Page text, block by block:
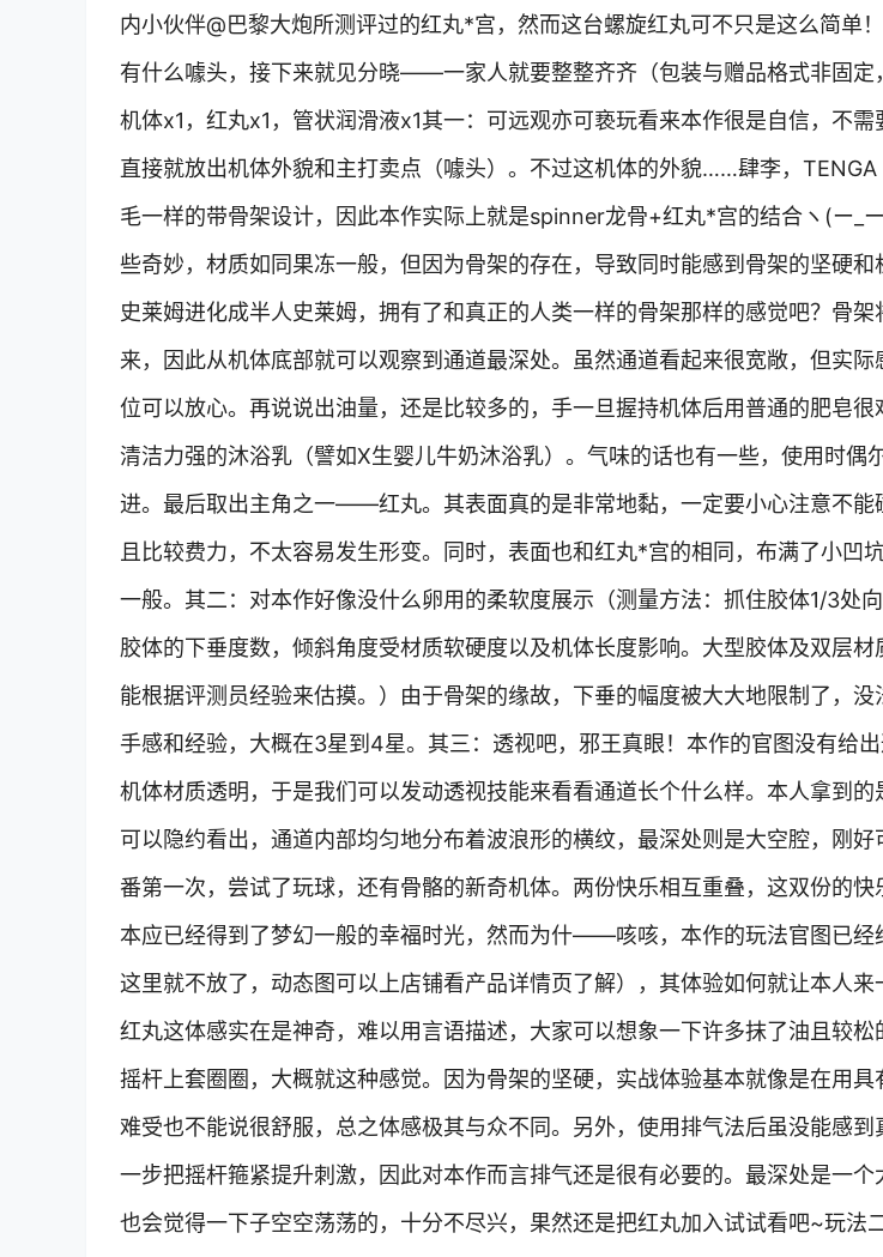
内小伙伴@巴黎大炮所测评过的红丸*宫，然而这台螺旋红丸可不只是这么简单
有什么噱头，接下来就见分晓——一家人就要整整齐齐（包装与赠品格式非固定
机体x1，红丸x1，管状润滑液x1其一：可远观亦可亵玩看来本作很是自信，不需
直接就放出机体外貌和主打卖点（噱头）。不过这机体的外貌……肆李，
毛一样的带骨架设计，因此本作实际上就是spinner龙骨+红丸*宫的结合ヽ(ー_
些奇妙，材质如同果冻一般，但因为骨架的存在，导致同时能感到骨架的坚硬
史莱姆进化成半人史莱姆，拥有了和真正的人类一样的骨架那样的感觉吧？骨
来，因此从机体底部就可以观察到通道最深处。虽然通道看起来很宽敞，但实
位可以放心。再说说出油量，还是比较多的，手一旦握持机体后用普通的肥皂很
清洁力强的沐浴乳（譬如X生婴儿牛奶沐浴乳）。气味的话也有一些，使用时偶
进。最后取出主角之一——红丸。其表面真的是非常地黏，一定要小心注意不
且比较费力，不太容易发生形变。同时，表面也和红丸*宫的相同，布满了小凹
一般。其二：对本作好像没什么卵用的柔软度展示（测量方法：抓住胶体1/3处
胶体的下垂度数，倾斜角度受材质软硬度以及机体长度影响。大型胶体及双层材
能根据评测员经验来估摸。）由于骨架的缘故，下垂的幅度被大大地限制了，
手感和经验，大概在3星到4星。其三：透视吧，邪王真眼！本作的官图没有给
机体材质透明，于是我们可以发动透视技能来看看通道长个什么样。本人拿到
可以隐约看出，通道内部均匀地分布着波浪形的横纹，最深处则是大空腔，刚
番第一次，尝试了玩球，还有骨骼的新奇机体。两份快乐相互重叠，这双份的快
本应已经得到了梦幻一般的幸福时光，然而为什——咳咳，本作的玩法官图已经
这里就不放了，动态图可以上店铺看产品详情页了解），其体验如何就让本人
红丸这体感实在是神奇，难以用言语描述，大家可以想象一下许多抹了油且较
摇杆上套圈圈，大概就这种感觉。因为骨架的坚硬，实战体验基本就像是在用
难受也不能说很舒服，总之体感极其与众不同。另外，使用排气法后虽没能感
一步把摇杆箍紧提升刺激，因此对本作而言排气还是很有必要的。最深处是一
也会觉得一下子空空荡荡的，十分不尽兴，果然还是把红丸加入试试看吧~玩法